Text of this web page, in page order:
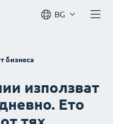
BG
бизнеса
използват
Ето